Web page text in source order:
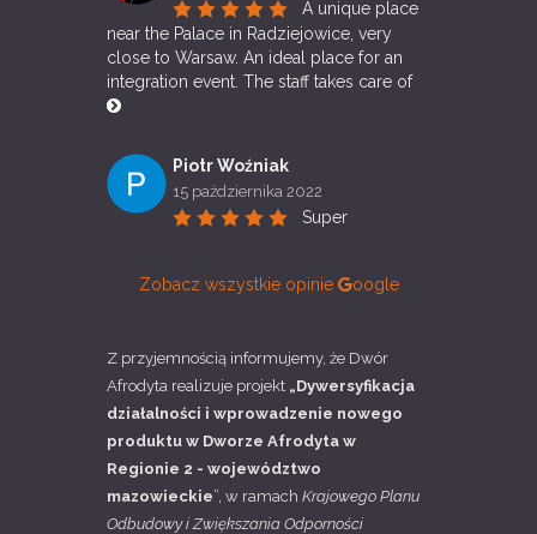
A unique place
near the Palace in Radziejowice, very
close to Warsaw. An ideal place for an
integration event. The staff takes care of
Piotr Woźniak
15 października 2022
Super
Zobacz wszystkie opinie oogle
Z przyjemnością informujemy, że Dwór
Afrodyta realizuje projekt „Dywersyfikacja
działalności i wprowadzenie nowego
produktu w Dworze Afrodyta w
Regionie 2 - województwo
mazowieckie”, w ramach Krajowego Planu
Odbudowy i Zwiększania Odporności